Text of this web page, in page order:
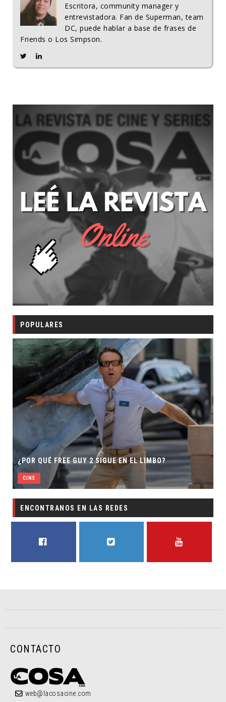
Escritora, community manager y
entrevistadora. Fan de Superman, team
DC, puede hablar a base de frases de
Friends o Los Simpson.
POPULARES
¿POR QUÉ FREE GUY 2 SIGUE EN EL LIMBO?
CINE
ENCONTRANOS EN LAS REDES
CONTACTO
web@lacosacine.com